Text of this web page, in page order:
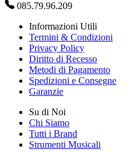
085.79.96.209
Informazioni Utili
Termini & Condizioni
Privacy Policy
Diritto di Recesso
Metodi di Pagamento
Spedizioni e Consegne
Garanzie
Su di Noi
Chi Siamo
Tutti i Brand
Strumenti Musicali